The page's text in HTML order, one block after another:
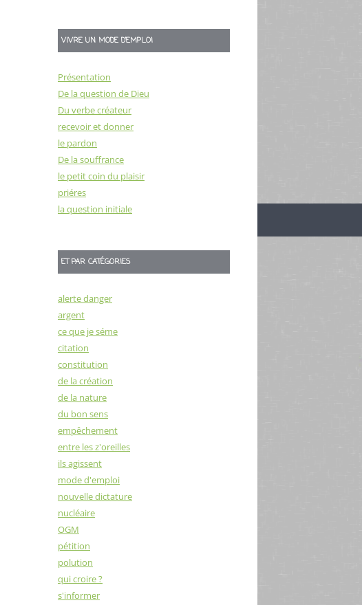
VIVRE UN MODE D’EMPLOI
Présentation
De la question de Dieu
Du verbe créateur
recevoir et donner
le pardon
De la souffrance
le petit coin du plaisir
priéres
la question initiale
ET PAR CATÉGORIES
alerte danger
argent
ce que je séme
citation
constitution
de la création
de la nature
du bon sens
empêchement
entre les z'oreilles
ils agissent
mode d'emploi
nouvelle dictature
nucléaire
OGM
pétition
polution
qui croire ?
s'informer